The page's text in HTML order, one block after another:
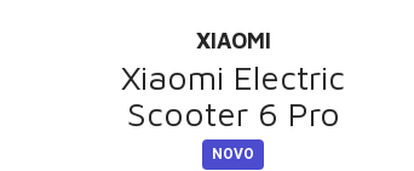
XIAOMI
Xiaomi Electric
Scooter 6 Pro
NOVO